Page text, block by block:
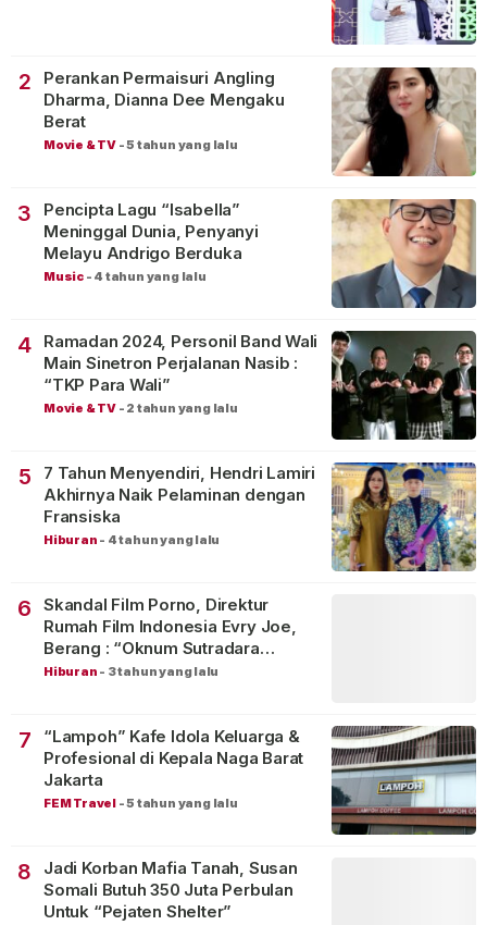
2
Perankan Permaisuri Angling
Dharma, Dianna Dee Mengaku
Berat
Movie & TV -5 tahun yang lalu
3
Pencipta Lagu “Isabella”
Meninggal Dunia, Penyanyi
Melayu Andrigo Berduka
Music - 4 tahun yang lalu
4
Ramadan 2024, Personil Band Wali
Main Sinetron Perjalanan Nasib :
“TKP Para Wali”
Movie & TV - 2 tahun yang lalu
5
7 Tahun Menyendiri, Hendri Lamiri
Akhirnya Naik Pelaminan dengan
Fransiska
Hiburan - 4 tahun yang lalu
6
Skandal Film Porno, Direktur
Rumah Film Indonesia Evry Joe,
Berang : “Oknum Sutradara
Merusak Perfilman Indonesia”!
Hiburan - 3 tahun yang lalu
7
“Lampoh” Kafe Idola Keluarga &
Profesional di Kepala Naga Barat
Jakarta
FEM Travel -5 tahun yang lalu
8
Jadi Korban Mafia Tanah, Susan
Somali Butuh 350 Juta Perbulan
Untuk “Pejaten Shelter”